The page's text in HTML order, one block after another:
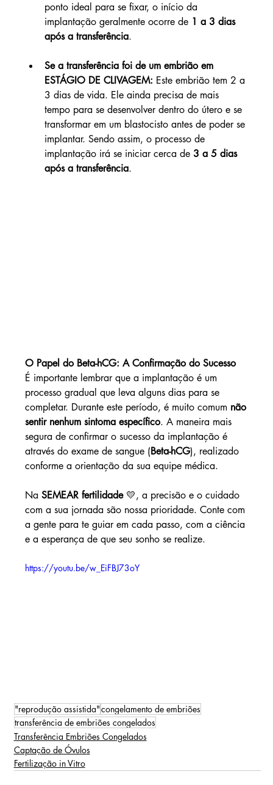
ponto ideal para se fixar, o início da
implantação geralmente ocorre de 1 a 3 dias
após a transferência.
Se a transferência foi de um embrião em
ESTÁGIO DE CLIVAGEM: Este embrião tem 2 a
3 dias de vida. Ele ainda precisa de mais
tempo para se desenvolver dentro do útero e se
transformar em um blastocisto antes de poder se
implantar. Sendo assim, o processo de
implantação irá se iniciar cerca de 3 a 5 dias
após a transferência.
O Papel do Beta-hCG: A Confirmação do Sucesso
É importante lembrar que a implantação é um
processo gradual que leva alguns dias para se
completar. Durante este período, é muito comum não
sentir nenhum sintoma específico. A maneira mais
segura de confirmar o sucesso da implantação é
através do exame de sangue (Beta-hCG), realizado
conforme a orientação da sua equipe médica.
Na SEMEAR fertilidade 💛, a precisão e o cuidado
com a sua jornada são nossa prioridade. Conte com
a gente para te guiar em cada passo, com a ciência
e a esperança de que seu sonho se realize.
https://youtu.be/w_EiFBJ73oY
"reprodução assistida"congelamento de embriões
transferência de embriões congelados
Transferência Embriões Congelados
Captação de Óvulos
Fertilização in Vitro